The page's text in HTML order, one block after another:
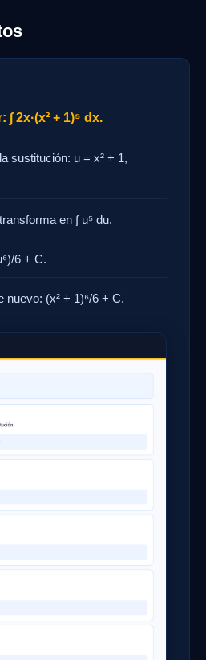
2x·(x² + 1)⁵ dx.
sustitución: u = x² + 1,
en ∫ u⁵ du.
6 + C.
nuevo: (x² + 1)⁶/6 + C.